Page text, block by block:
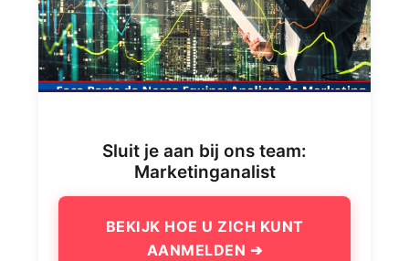
Sluit je aan bij ons team:
Marketinganalist
BEKIJK HOE U ZICH KUNT
AANMELDEN ➔